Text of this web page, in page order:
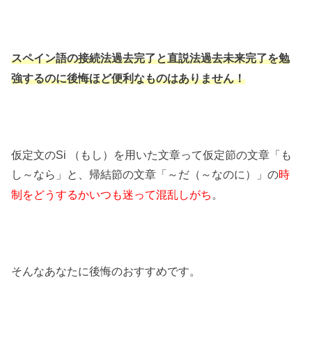
スペイン語の接続法過去完了と直説法過去未来完了を勉
強するのに後悔ほど便利なものはありません！
仮定文のSi （もし）を用いた文章って仮定節の文章「も
し～なら」と、帰結節の文章「～だ（～なのに）」の時
制をどうするかいつも迷って混乱しがち 。
そんなあなたに後悔のおすすめです。